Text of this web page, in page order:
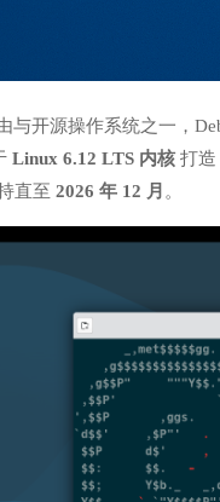
与开源操作系统之一，
Linux 6.12 LTS 内核打造
直至 2026 年 12 月 。